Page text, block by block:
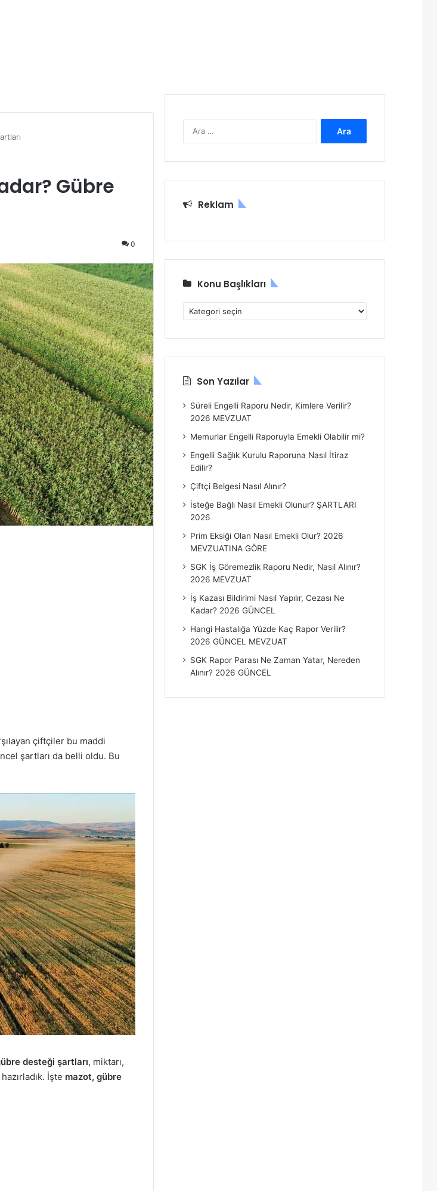
Gübre
0
çiftçiler bu maddi
şartları da belli oldu. Bu
desteği şartları, miktarı,
İşte mazot, gübre
Reklam
Konu Başlıkları
Konu
Başlıkları
Son Yazılar
Süreli Engelli Raporu Nedir, Kimlere Verilir?
2026 MEVZUAT
Memurlar Engelli Raporuyla Emekli Olabilir mi?
Engelli Sağlık Kurulu Raporuna Nasıl İtiraz
Edilir?
Çiftçi Belgesi Nasıl Alınır?
İsteğe Bağlı Nasıl Emekli Olunur? ŞARTLARI
2026
Prim Eksiği Olan Nasıl Emekli Olur? 2026
MEVZUATINA GÖRE
SGK İş Göremezlik Raporu Nedir, Nasıl Alınır?
2026 MEVZUAT
İş Kazası Bildirimi Nasıl Yapılır, Cezası Ne
Kadar? 2026 GÜNCEL
Hangi Hastalığa Yüzde Kaç Rapor Verilir?
2026 GÜNCEL MEVZUAT
SGK Rapor Parası Ne Zaman Yatar, Nereden
Alınır? 2026 GÜNCEL